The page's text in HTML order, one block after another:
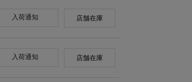
入荷通知 店舗在庫
入荷通知 店舗在庫